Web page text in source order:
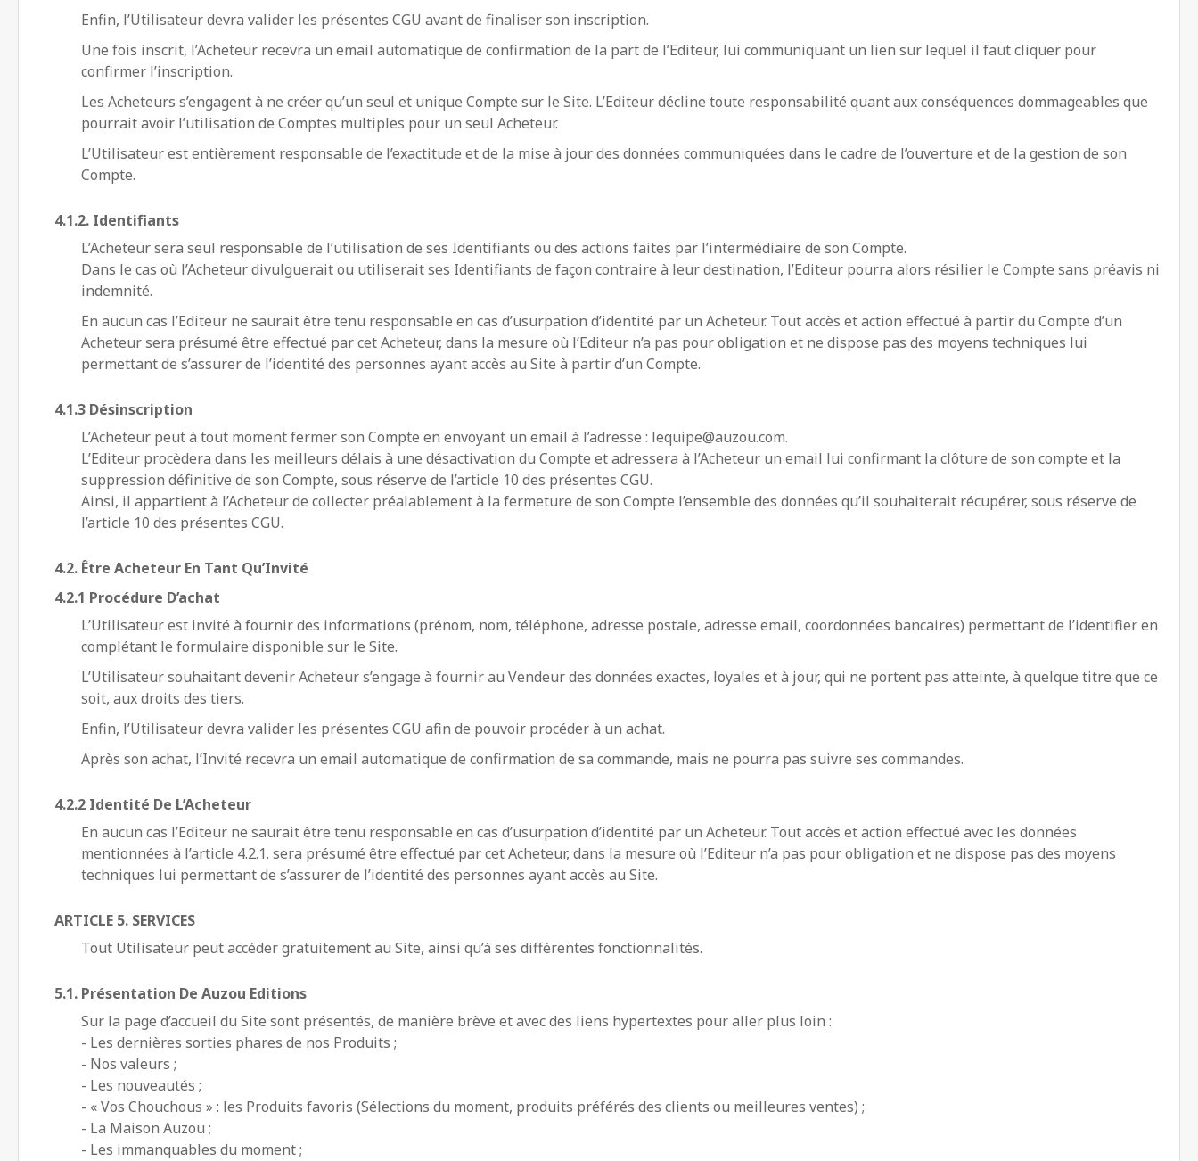
Enfin, l’Utilisateur devra valider les présentes CGU avant de finaliser son inscription.
Une fois inscrit, l’Acheteur recevra un email automatique de confirmation de la part de l’Editeur, lui communiquant un lien sur lequel il faut cliquer pour
confirmer l’inscription.
Les Acheteurs s’engagent à ne créer qu’un seul et unique Compte sur le Site. L’Editeur décline toute responsabilité quant aux conséquences dommageables que
pourrait avoir l’utilisation de Comptes multiples pour un seul Acheteur.
L’Utilisateur est entièrement responsable de l’exactitude et de la mise à jour des données communiquées dans le cadre de l’ouverture et de la gestion de son
Compte.
4.1.2. Identifiants
L’Acheteur sera seul responsable de l’utilisation de ses Identifiants ou des actions faites par l’intermédiaire de son Compte.
Dans le cas où l’Acheteur divulguerait ou utiliserait ses Identifiants de façon contraire à leur destination, l’Editeur pourra alors résilier le Compte sans préavis ni
indemnité.
En aucun cas l’Editeur ne saurait être tenu responsable en cas d’usurpation d’identité par un Acheteur. Tout accès et action effectué à partir du Compte d’un
Acheteur sera présumé être effectué par cet Acheteur, dans la mesure où l’Editeur n’a pas pour obligation et ne dispose pas des moyens techniques lui
permettant de s’assurer de l’identité des personnes ayant accès au Site à partir d’un Compte.
4.1.3 Désinscription
L’Acheteur peut à tout moment fermer son Compte en envoyant un email à l’adresse : lequipe@auzou.com.
L’Editeur procèdera dans les meilleurs délais à une désactivation du Compte et adressera à l’Acheteur un email lui confirmant la clôture de son compte et la
suppression définitive de son Compte, sous réserve de l’article 10 des présentes CGU.
Ainsi, il appartient à l’Acheteur de collecter préalablement à la fermeture de son Compte l’ensemble des données qu’il souhaiterait récupérer, sous réserve de
l’article 10 des présentes CGU.
4.2. Être Acheteur En Tant Qu’Invité
4.2.1 Procédure D’achat
L’Utilisateur est invité à fournir des informations (prénom, nom, téléphone, adresse postale, adresse email, coordonnées bancaires) permettant de l’identifier en
complétant le formulaire disponible sur le Site.
L’Utilisateur souhaitant devenir Acheteur s’engage à fournir au Vendeur des données exactes, loyales et à jour, qui ne portent pas atteinte, à quelque titre que ce
soit, aux droits des tiers.
Enfin, l’Utilisateur devra valider les présentes CGU afin de pouvoir procéder à un achat.
Après son achat, l’Invité recevra un email automatique de confirmation de sa commande, mais ne pourra pas suivre ses commandes.
4.2.2 Identité De L’Acheteur
En aucun cas l’Editeur ne saurait être tenu responsable en cas d’usurpation d’identité par un Acheteur. Tout accès et action effectué avec les données
mentionnées à l’article 4.2.1. sera présumé être effectué par cet Acheteur, dans la mesure où l’Editeur n’a pas pour obligation et ne dispose pas des moyens
techniques lui permettant de s’assurer de l’identité des personnes ayant accès au Site.
ARTICLE 5. SERVICES
Tout Utilisateur peut accéder gratuitement au Site, ainsi qu’à ses différentes fonctionnalités.
5.1. Présentation De Auzou Editions
Sur la page d’accueil du Site sont présentés, de manière brève et avec des liens hypertextes pour aller plus loin :
- Les dernières sorties phares de nos Produits ;
- Nos valeurs ;
- Les nouveautés ;
- « Vos Chouchous » : les Produits favoris (Sélections du moment, produits préférés des clients ou meilleures ventes) ;
- La Maison Auzou ;
- Les immanquables du moment ;